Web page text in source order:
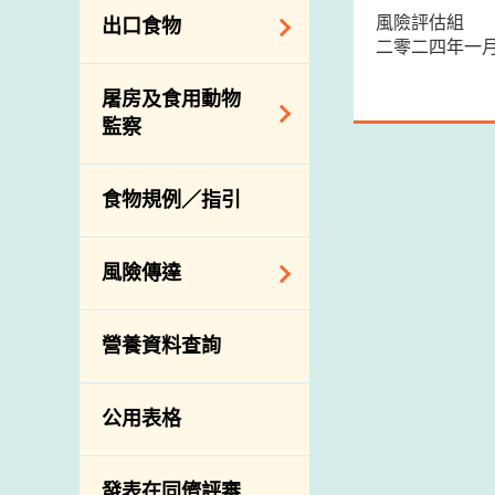
消費者聯繫小組
食物進口商和食物
分銷商登記制度
絡內地有關當局
進口食物管制
口檢驗
出口食物
出口驗證
出口食物往內地
出口商及業界的消
息
屠房及食用動物
監察
規管農業化學物及
獸醫藥物在食用動
物上的使用
屠房及疾病監測
宰前檢驗
宰後檢驗
結果
屠房及肉類檢驗
食物規例／指引
風險傳達
主題項目
項目及活動
資訊平台
營養資料查詢
公用表格
風險評估組
二零二四年一